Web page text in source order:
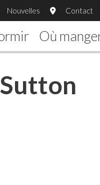
Nouvelles Contact
Où